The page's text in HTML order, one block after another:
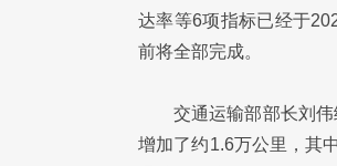
达率等6项指标已经于
前将全部完成。
交通运输部部长刘
增加了约1.6万公里，其